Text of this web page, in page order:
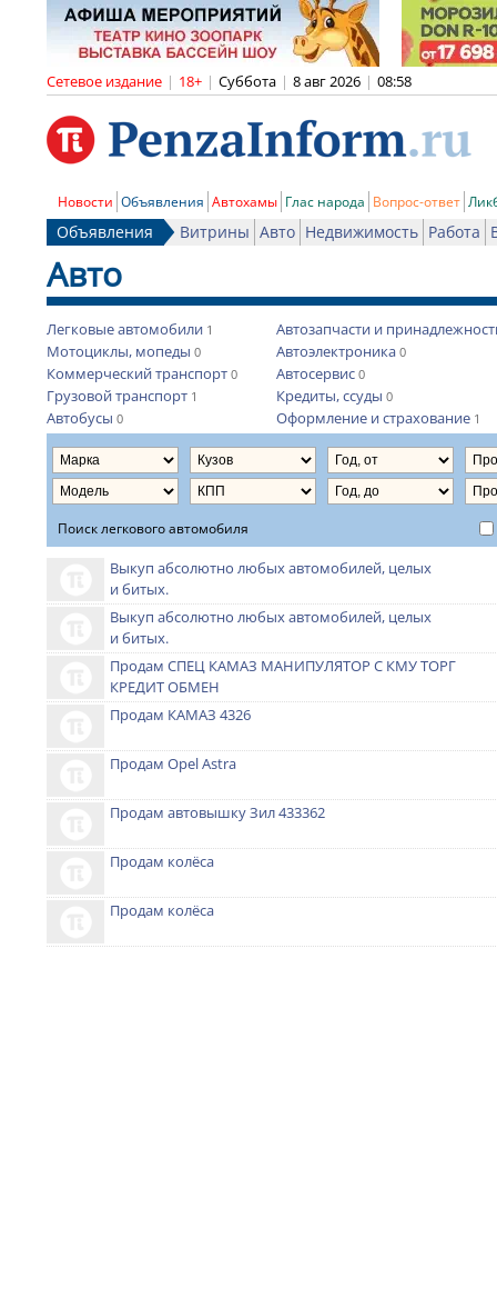
Сетевое издание | 18+ | Суббота | 8 авг 2026 | 08:58
Новости Объявления Автохамы Глас народа Вопрос-ответ
Объявления Витрины Авто Недвижимость Работа
Авто
Легковые автомобили 1
Мотоциклы, мопеды 0
Коммерческий транспорт 0
Грузовой транспорт 1
Автобусы 0
Автозапчасти и
Автоэлектроника 0
Автосервис 0
Кредиты, ссуды 0
Оформление и страхование 1
Поиск легкового автомобиля
Выкуп абсолютно любых автомобилей, целых
и битых.
Выкуп абсолютно любых автомобилей, целых
и битых.
Продам СПЕЦ КАМАЗ МАНИПУЛЯТОР С КМУ ТОРГ
КРЕДИТ ОБМЕН
Продам КАМАЗ 4326
Продам Opel Astra
Продам автовышку Зил 433362
Продам колёса
Продам колёса